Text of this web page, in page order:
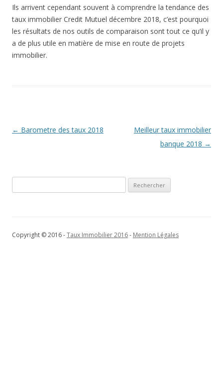
Ils arrivent cependant souvent à comprendre la tendance des
taux immobilier Credit Mutuel décembre 2018, c’est pourquoi
les résultats de nos outils de comparaison sont tout ce qu’il y
a de plus utile en matière de mise en route de projets
immobilier.
Navigation
← Barometre des taux 2018
Meilleur taux immobilier
banque 2018 →
Copyright © 2016 -Taux Immobilier 2016- Mention Légales